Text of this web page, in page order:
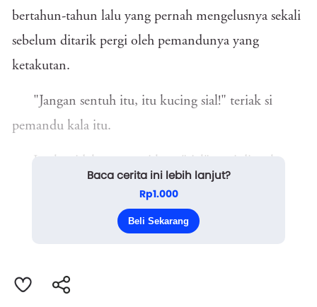
bertahun-tahun lalu yang pernah mengelusnya sekali
sebelum ditarik pergi oleh pemandunya yang
ketakutan.
"Jangan sentuh itu, itu kucing sial!" teriak si
pemandu kala itu.
rasa sakit dari tendangan sepatu bot Pak Darma, sang
penjual daging. Pak Darma adalah musuh bebuyutan
Lucky. Pria bertubuh tambun it...
Baca cerita ini lebih lanjut?
Rp1.000
Beli Sekarang